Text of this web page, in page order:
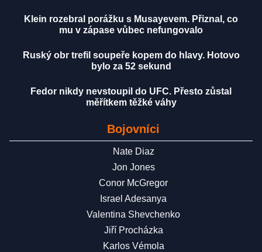
Klein rozebral porážku s Musayevem. Přiznal, co
mu v zápase vůbec nefungovalo
Ruský obr trefil soupeře kopem do hlavy. Hotovo
bylo za 52 sekund
Fedor nikdy nevstoupil do UFC. Přesto zůstal
měřítkem těžké váhy
Bojovníci
Nate Diaz
Jon Jones
Conor McGregor
Israel Adesanya
Valentina Shevchenko
Jiří Procházka
Karlos Vémola